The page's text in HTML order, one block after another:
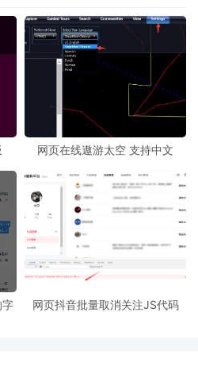
网页在线遨游太空 支持中文
字 网页抖音批量取消关注JS代码